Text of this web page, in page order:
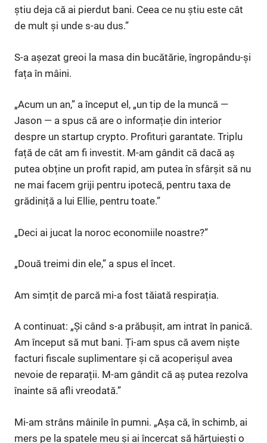
știu deja că ai pierdut bani. Ceea ce nu știu este cât
de mult și unde s-au dus.”
S-a așezat greoi la masa din bucătărie, îngropându-și
fața în mâini.
„Acum un an,” a început el, „un tip de la muncă —
Jason — a spus că are o informație din interior
despre un startup crypto. Profituri garantate. Triplu
față de cât am fi investit. M-am gândit că dacă aș
putea obține un profit rapid, am putea în sfârșit să nu
ne mai facem griji pentru ipotecă, pentru taxa de
grădiniță a lui Ellie, pentru toate.”
„Deci ai jucat la noroc economiile noastre?”
„Două treimi din ele,” a spus el încet.
Am simțit de parcă mi-a fost tăiată respirația.
A continuat: „Și când s-a prăbușit, am intrat în panică.
Am început să mut bani. Ți-am spus că avem niște
facturi fiscale suplimentare și că acoperișul avea
nevoie de reparații. M-am gândit că aș putea rezolva
înainte să afli vreodată.”
Mi-am strâns mâinile în pumni. „Așa că, în schimb, ai
mers pe la spatele meu și ai încercat să hărțuiești o